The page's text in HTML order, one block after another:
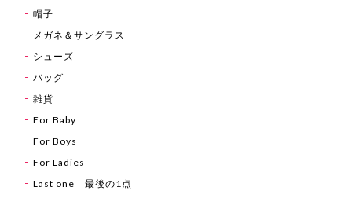
帽子
メガネ＆サングラス
シューズ
バッグ
雑貨
For Baby
For Boys
For Ladies
Last one 最後の1点